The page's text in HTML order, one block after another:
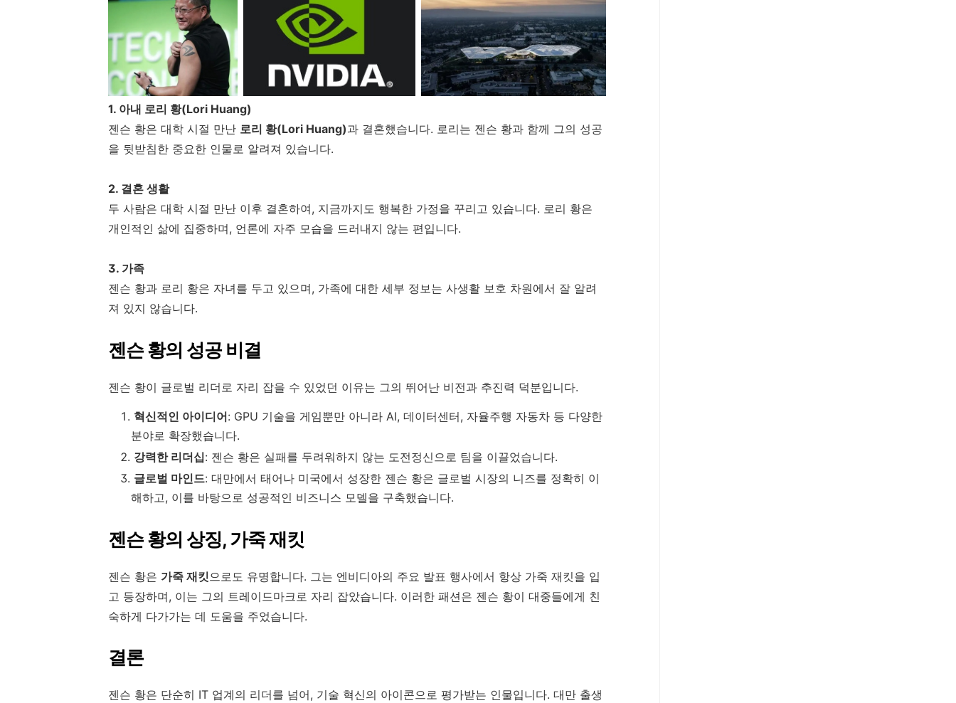
1. 아내 로리 황(Lori Huang)
젠슨 황은 대학 시절 만난 로리 황(Lori Huang)과 결혼했습니다. 로리는 젠슨 황과 함께 그의 성공
을 뒷받침한 중요한 인물로 알려져 있습니다.
2. 결혼 생활
두 사람은 대학 시절 만난 이후 결혼하여, 지금까지도 행복한 가정을 꾸리고 있습니다. 로리 황은
개인적인 삶에 집중하며, 언론에 자주 모습을 드러내지 않는 편입니다.
3. 가족
젠슨 황과 로리 황은 자녀를 두고 있으며, 가족에 대한 세부 정보는 사생활 보호 차원에서 잘 알려
져 있지 않습니다.
젠슨 황의 성공 비결
젠슨 황이 글로벌 리더로 자리 잡을 수 있었던 이유는 그의 뛰어난 비전과 추진력 덕분입니다.
혁신적인 아이디어: GPU 기술을 게임뿐만 아니라 AI, 데이터센터, 자율주행 자동차 등 다양한
분야로 확장했습니다.
강력한 리더십: 젠슨 황은 실패를 두려워하지 않는 도전정신으로 팀을 이끌었습니다.
글로벌 마인드: 대만에서 태어나 미국에서 성장한 젠슨 황은 글로벌 시장의 니즈를 정확히 이
해하고, 이를 바탕으로 성공적인 비즈니스 모델을 구축했습니다.
젠슨 황의 상징, 가죽 재킷
젠슨 황은 가죽 재킷으로도 유명합니다. 그는 엔비디아의 주요 발표 행사에서 항상 가죽 재킷을 입
고 등장하며, 이는 그의 트레이드마크로 자리 잡았습니다. 이러한 패션은 젠슨 황이 대중들에게 친
숙하게 다가가는 데 도움을 주었습니다.
결론
젠슨 황은 단순히 IT 업계의 리더를 넘어, 기술 혁신의 아이콘으로 평가받는 인물입니다. 대만 출생